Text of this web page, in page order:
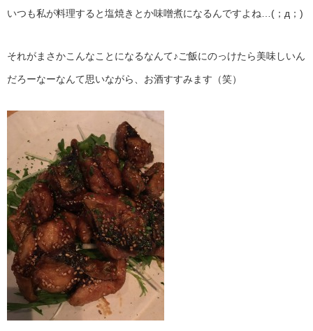
いつも私が料理すると塩焼きとか味噌煮になるんですよね…(；д；)
それがまさかこんなことになるなんて♪ご飯にのっけたら美味しいん
だろーなーなんて思いながら、お酒すすみます（笑）